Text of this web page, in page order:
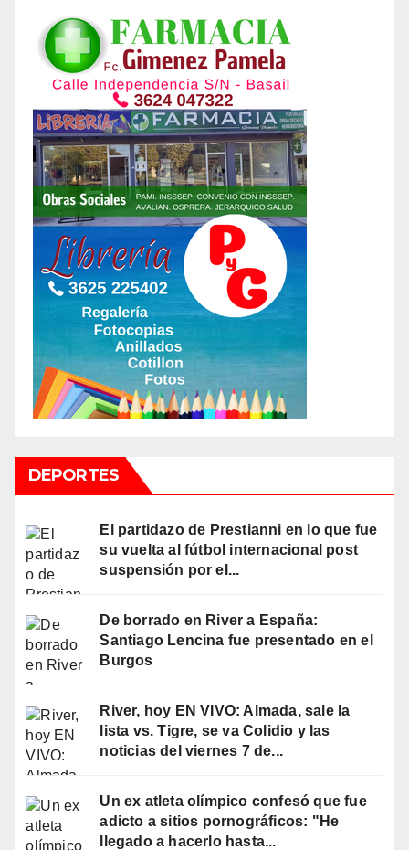
DEPORTES
El partidazo de Prestianni en lo que fue
su vuelta al fútbol internacional post
suspensión por el...
De borrado en River a España:
Santiago Lencina fue presentado en el
Burgos
River, hoy EN VIVO: Almada, sale la
lista vs. Tigre, se va Colidio y las
noticias del viernes 7 de...
Un ex atleta olímpico confesó que fue
adicto a sitios pornográficos: "He
llegado a hacerlo hasta...